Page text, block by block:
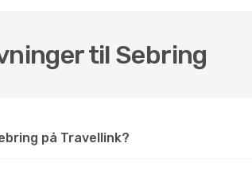
til Sebring
på Travellink?